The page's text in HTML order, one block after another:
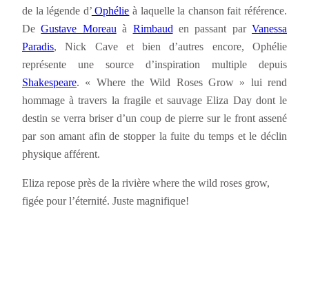
de la légende d’Ophélie à laquelle la chanson fait référence.
DeGustave Moreau à Rimbaud en passant par Vanessa
Paradis, Nick Cave et bien d’autres encore, Ophélie
représente une source d’inspiration multiple depuis
Shakespeare. « Where the Wild Roses Grow » lui rend
hommage à travers la fragile et sauvage Eliza Day dont le
destin se verra briser d’un coup de pierre sur le front assené
par son amant afin de stopper la fuite du temps et le déclin
physique afférent.
Eliza repose près de la rivière where the wild roses grow,
figée pour l’éternité. Juste magnifique!